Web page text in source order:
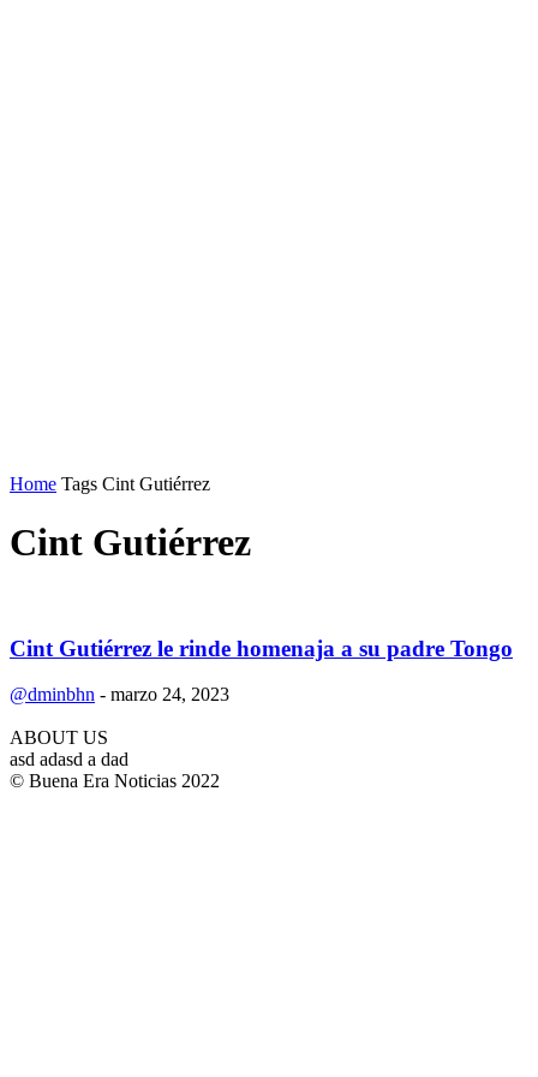
Home Tags Cint Gutiérrez
Cint Gutiérrez
Cint Gutiérrez le rinde homenaja a su padre Tongo
@dminbhn - marzo 24, 2023
ABOUT US
asd adasd a dad
© Buena Era Noticias 2022